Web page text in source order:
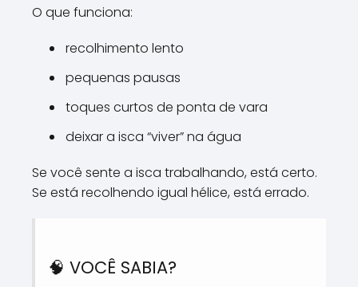
O que funciona:
recolhimento lento
pequenas pausas
toques curtos de ponta de vara
deixar a isca “viver” na água
Se você sente a isca trabalhando, está certo.
Se está recolhendo igual hélice, está errado.
🧠 VOCÊ SABIA?